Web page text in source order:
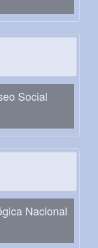
Social
Nacional